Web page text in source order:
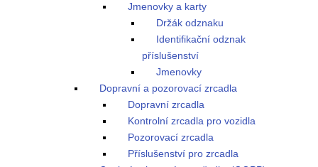
Jmenovky a karty
Držák odznaku
Identifikační odznak
příslušenství
Jmenovky
Dopravní a pozorovací zrcadla
Dopravní zrcadla
Kontrolní zrcadla pro vozidla
Pozorovací zrcadla
Příslušenství pro zrcadla